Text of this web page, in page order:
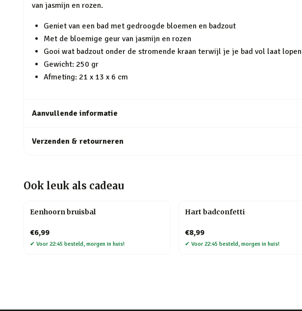
van jasmijn en rozen.
Geniet van een bad met gedroogde bloemen en badzout
Met de bloemige geur van jasmijn en rozen
Gooi wat badzout onder de stromende kraan terwijl je je bad vol laat lopen
Gewicht: 250 gr
Afmeting: 21 x 13 x 6 cm
Aanvullende informatie
Verzenden & retourneren
Ook leuk als cadeau
Eenhoorn bruisbal
€6,99
✔ Voor 22:45 besteld, morgen in huis!
Hart badconfetti
€8,99
✔ Voor 22:45 besteld, morgen in huis!